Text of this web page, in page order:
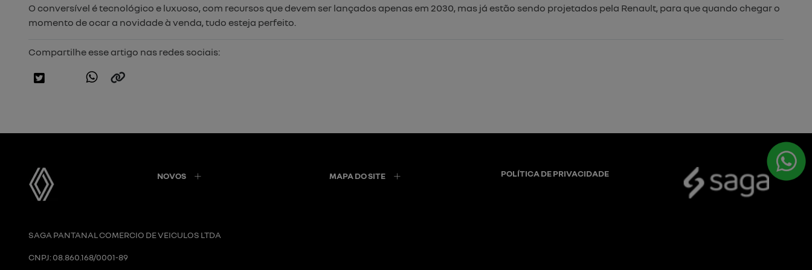
O conversível é tecnológico e luxuoso, com recursos que devem ser lançados apenas em 2030, mas já estão sendo projetados pela Renault, para que quando chegar o
momento de ocar a novidade à venda, tudo esteja perfeito.
Compartilhe esse artigo nas redes sociais:
NOVOS MAPA DO SITE POLÍTICA DE PRIVACIDADE
SAGA PANTANAL COMERCIO DE VEICULOS LTDA
CNPJ: 08.860.168/0001-89